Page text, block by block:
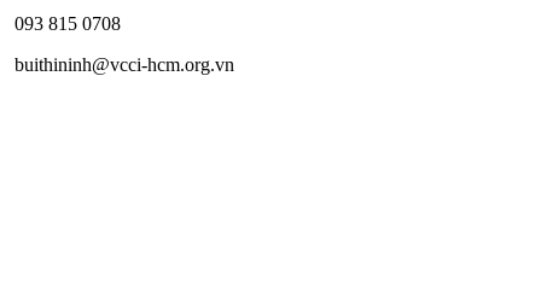
093 815 0708
buithininh@vcci-hcm.org.vn